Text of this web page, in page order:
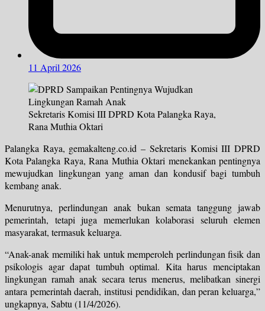
11 April 2026
Sekretaris Komisi III DPRD Kota Palangka Raya,
Rana Muthia Oktari
Palangka Raya, gemakalteng.co.id – Sekretaris Komisi III DPRD
Kota Palangka Raya, Rana Muthia Oktari menekankan pentingnya
mewujudkan lingkungan yang aman dan kondusif bagi tumbuh
kembang anak.
Menurutnya, perlindungan anak bukan semata tanggung jawab
pemerintah, tetapi juga memerlukan kolaborasi seluruh elemen
masyarakat, termasuk keluarga.
“Anak-anak memiliki hak untuk memperoleh perlindungan fisik dan
psikologis agar dapat tumbuh optimal. Kita harus menciptakan
lingkungan ramah anak secara terus menerus, melibatkan sinergi
antara pemerintah daerah, institusi pendidikan, dan peran keluarga,”
ungkapnya, Sabtu (11/4/2026).